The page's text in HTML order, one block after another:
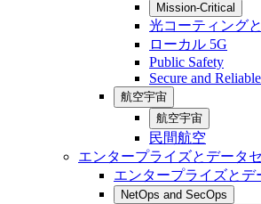
Mission-Critical
光コーティング
ローカル 5G
Public Safety
Secure and
航空宇宙
航空宇宙
民間航空
エンタープライズとデータ
エンタープライズとデ
NetOps and SecOps